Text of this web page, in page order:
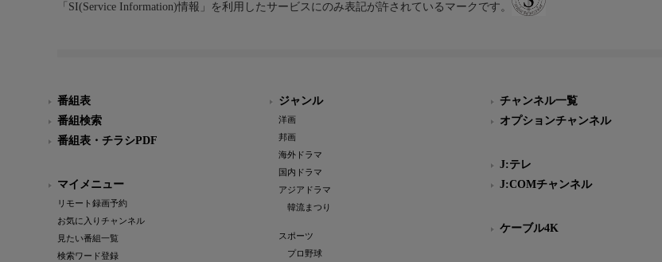
「SI(Service Information)情報」を利用したサービスにのみ表記が許されているマークです。
番組表
番組検索
番組表・チラシPDF
マイメニュー
リモート録画予約
お気に入りチャンネル
見たい番組一覧
検索ワード登録
ジャンル
洋画
邦画
海外ドラマ
国内ドラマ
アジアドラマ
韓流まつり
スポーツ
プロ野球
チャンネル一覧
オプションチャンネル
J:テレ
J:COMチャンネル
ケーブル4K